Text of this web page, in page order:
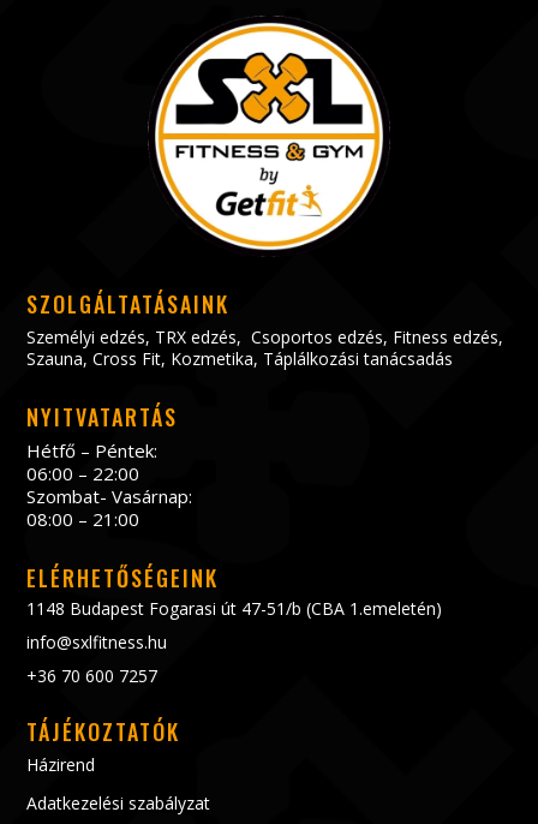
SZOLGÁLTATÁSAINK
Személyi edzés, TRX edzés,Csoportos edzés, Fitness edzés,
Szauna,Cross Fit, Kozmetika, Táplálkozási tanácsadás
NYITVATARTÁS
Hétfő – Péntek:
06:00 – 22:00
Szombat- Vasárnap:
08:00 – 21:00
ELÉRHETŐSÉGEINK
1148 Budapest Fogarasi út 47-51/b (CBA 1.emeletén)
info@sxlfitness.hu
+36 70 600 7257
TÁJÉKOZTATÓK
Házirend
Adatkezelési szabályzat